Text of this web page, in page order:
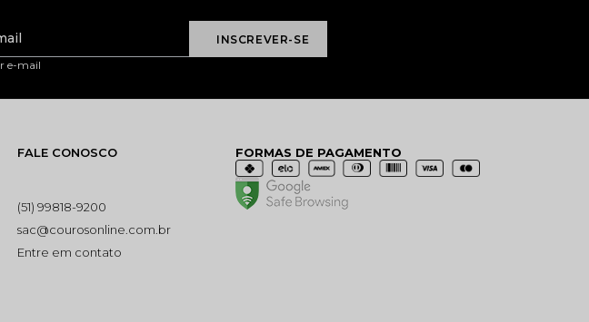
e-mail
FALE CONOSCO
(51) 99818-9200
sac@courosonline.com.br
Entre em contato
FORMAS DE PAGAMENTO